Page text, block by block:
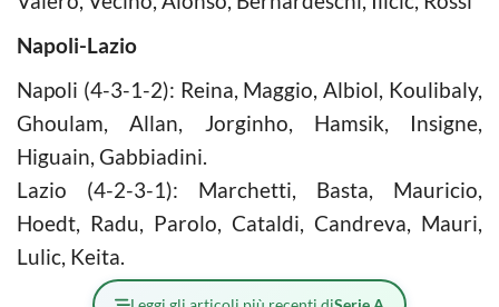
Napoli-Lazio
Napoli (4-3-1-2): Reina, Maggio, Albiol, Koulibaly,
Ghoulam, Allan, Jorginho, Hamsik, Insigne,
Higuain, Gabbiadini.
Lazio (4-2-3-1): Marchetti, Basta, Mauricio,
Hoedt, Radu, Parolo, Cataldi, Candreva, Mauri,
Lulic, Keita.